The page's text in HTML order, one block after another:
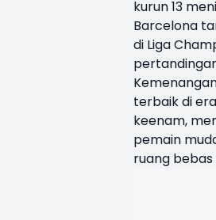
kurun 13
Barcelona
di Liga
terbaik di
keenam,
pemain
ruang